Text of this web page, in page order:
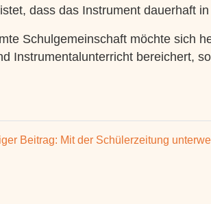
dass das Instrument dauerhaft
Schulgemeinschaft möchte sich
Instrumentalunterricht bereichert,
Beitrag: Mit der Schülerzeitung